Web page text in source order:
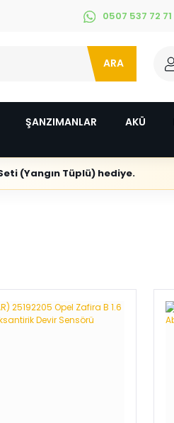
0507 537 72 71
ARA
ŞANZIMANLAR AKÜ
(Yangın Tüplü) hediye.